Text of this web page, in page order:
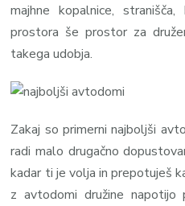
majhne kopalnice,
prostora še prostor za
takega udobja.
Zakaj so primerni najboljši
radi malo drugačno
kadar ti je volja in prepotuješ
z avtodomi družine